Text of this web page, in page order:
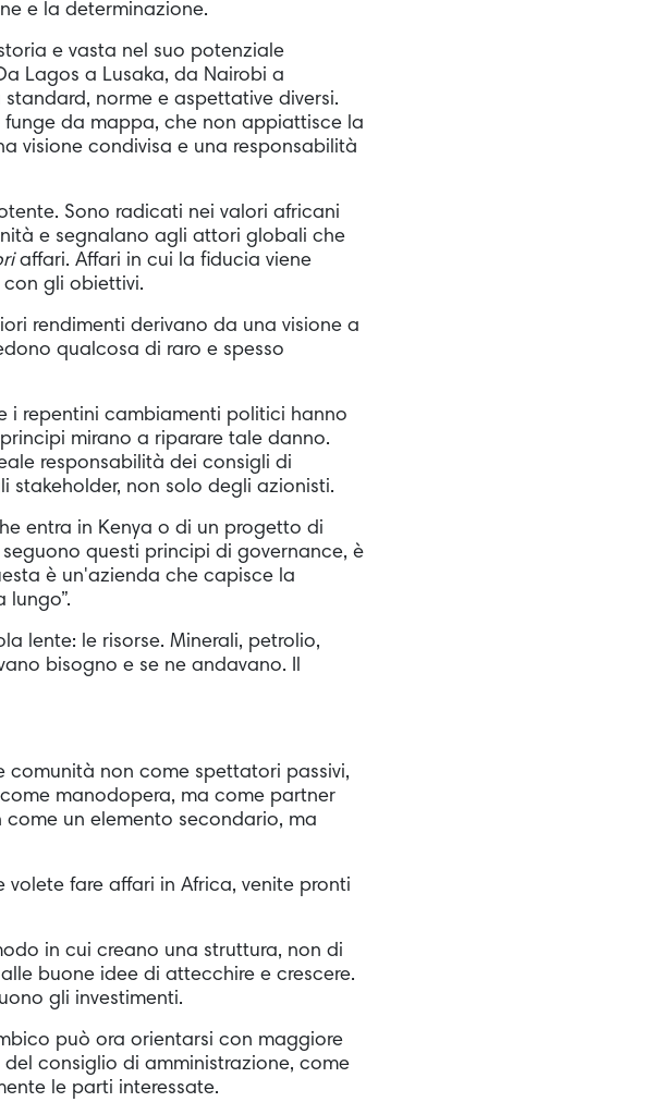
e la determinazione.
e vasta nel suo potenziale
Lagos a Lusaka, da Nairobi a
norme e aspettative diversi.
da mappa, che non appiattisce la
visione condivisa e una responsabilità
Sono radicati nei valori africani
e segnalano agli attori globali che
affari. Affari in cui la fiducia viene
gli obiettivi.
rendimenti derivano da una visione a
qualcosa di raro e spesso
i repentini cambiamenti politici hanno
mirano a riparare tale danno.
responsabilità dei consigli di
non solo degli azionisti.
entra in Kenya o di un progetto di
questi principi di governance, è
è un'azienda che capisce la
lungo”.
lente: le risorse. Minerali, petrolio,
bisogno e se ne andavano. Il
comunità non come spettatori passivi,
manodopera, ma come partner
un elemento secondario, ma
volete fare affari in Africa, venite pronti
in cui creano una struttura, non di
buone idee di attecchire e crescere.
gli investimenti.
può ora orientarsi con maggiore
consiglio di amministrazione, come
le parti interessate.